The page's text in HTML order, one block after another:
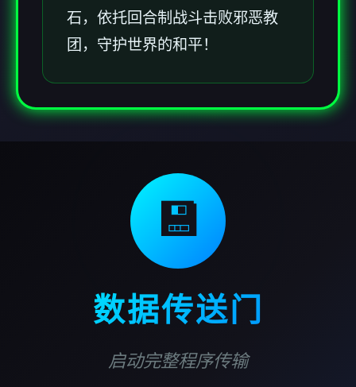
石，依托回合制战斗击败邪恶教
团，守护世界的和平！
💾
数据传送门
启动完整程序传输